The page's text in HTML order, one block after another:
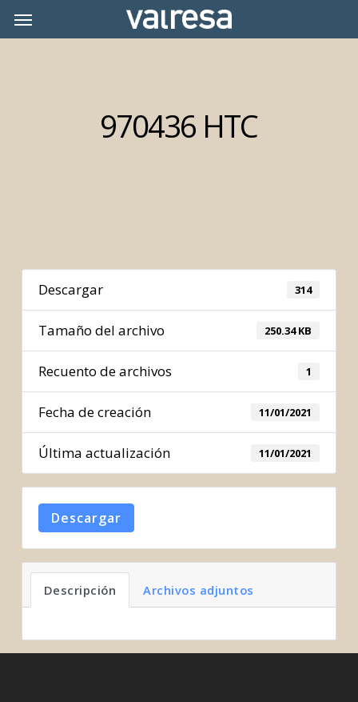
Menu
970436 HTC
Descargar 314
Tamaño del archivo 250.34 KB
Recuento de archivos 1
Fecha de creación 11/01/2021
Última actualización 11/01/2021
Descargar
Descripción Archivos adjuntos